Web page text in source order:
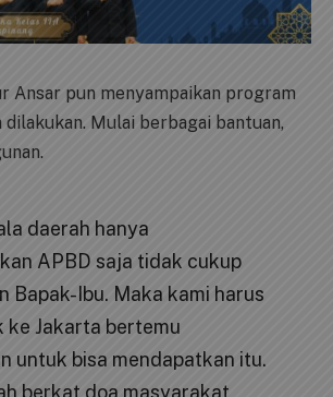
Ansar pun menyampaikan program
dilakukan. Mulai berbagai bantuan,
daerah hanya
APBD saja tidak cukup
Bapak-Ibu. Maka kami harus
ke Jakarta bertemu
untuk bisa mendapatkan itu.
berkat doa masyarakat